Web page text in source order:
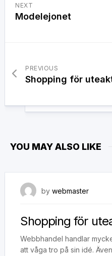
NEXT
Modelejonet
PREVIOUS
Shopping för
YOU MAY ALSO LIKE
by webmaster
Shopping för
Webbhandel handlar
att våga tro på sin idé.